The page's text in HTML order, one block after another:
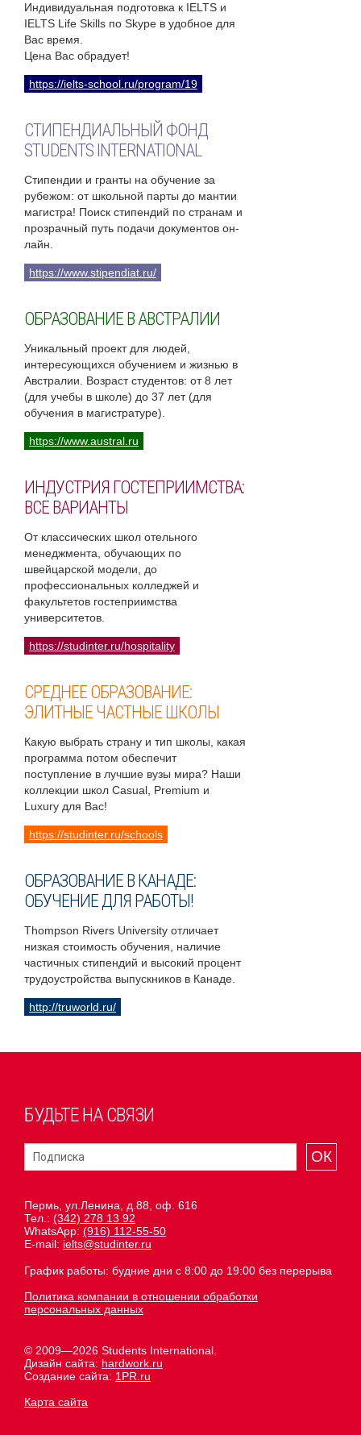
Индивидуальная подготовка к IELTS и
IELTS Life Skills по Skype в удобное для
Вас время.
Цена Вас обрадует!
https://ielts-school.ru/program/19
СТИПЕНДИАЛЬНЫЙ ФОНД
STUDENTS INTERNATIONAL
Стипендии и гранты на обучение за
рубежом: от школьной парты до мантии
магистра! Поиск стипендий по странам и
прозрачный путь подачи документов он-
лайн.
https://www.stipendiat.ru/
ОБРАЗОВАНИЕ В АВСТРАЛИИ
Уникальный проект для людей,
интересующихся обучением и жизнью в
Австралии. Возраст студентов: от 8 лет
(для учебы в школе) до 37 лет (для
обучения в магистратуре).
https://www.austral.ru
ИНДУСТРИЯ ГОСТЕПРИИМСТВА:
ВСЕ ВАРИАНТЫ
От классических школ отельного
менеджмента, обучающих по
швейцарской модели, до
профессиональных колледжей и
факультетов гостеприимства
университетов.
https://studinter.ru/hospitality
СРЕДНЕЕ ОБРАЗОВАНИЕ:
ЭЛИТНЫЕ ЧАСТНЫЕ ШКОЛЫ
Какую выбрать страну и тип школы, какая
программа потом обеспечит
поступление в лучшие вузы мира? Наши
коллекции школ Casual, Premium и
Luxury для Вас!
https://studinter.ru/schools
ОБРАЗОВАНИЕ В КАНАДЕ:
ОБУЧЕНИЕ ДЛЯ РАБОТЫ!
Thompson Rivers University отличает
низкая стоимость обучения, наличие
частичных стипендий и высокий процент
трудоустройства выпускников в Канаде.
http://truworld.ru/
БУДЬТЕ НА СВЯЗИ
ОК
Пермь, ул.Ленина, д.88, оф. 616
Тел.: (342) 278 13 92
WhatsApp: (916) 112-55-50
E-mail: ielts@studinter.ru
График работы: будние дни с 8:00 до 19:00 без перерыва
Политика компании в отношении обработки
персональных данных
© 2009—2026 Students International.
Дизайн сайта: hardwork.ru
Создание сайта: 1PR.ru
Карта сайта